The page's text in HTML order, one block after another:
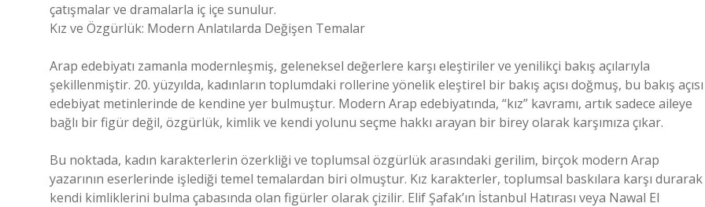
çatışmalar ve dramalarla iç içe sunulur.
Kız ve Özgürlük: Modern Anlatılarda Değişen Temalar
Arap edebiyatı zamanla modernleşmiş, geleneksel değerlere karşı eleştiriler ve yenilikçi bakış açılarıyla
şekillenmiştir. 20. yüzyılda, kadınların toplumdaki rollerine yönelik eleştirel bir bakış açısı doğmuş, bu bakış açısı
edebiyat metinlerinde de kendine yer bulmuştur. Modern Arap edebiyatında, “kız” kavramı, artık sadece aileye
bağlı bir figür değil, özgürlük, kimlik ve kendi yolunu seçme hakkı arayan bir birey olarak karşımıza çıkar.
Bu noktada, kadın karakterlerin özerkliği ve toplumsal özgürlük arasındaki gerilim, birçok modern Arap
yazarının eserlerinde işlediği temel temalardan biri olmuştur. Kız karakterler, toplumsal baskılara karşı durarak
kendi kimliklerini bulma çabasında olan figürler olarak çizilir. Elif Şafak’ın İstanbul Hatırası veya Nawal El